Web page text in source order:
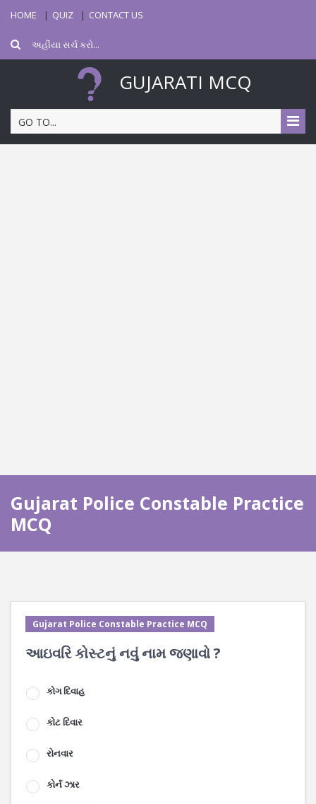
HOME QUIZ CONTACT US
GUJARATI MCQ
GO TO...
Gujarat Police Constable Practice
MCQ
Gujarat Police Constable Practice MCQ
આઇવરિ કોસ્ટનું નવું નામ જણાવો ?
કોગ દિવાહ
કોટ દિવાર
રોનવાર
કોર્ન ઝાર